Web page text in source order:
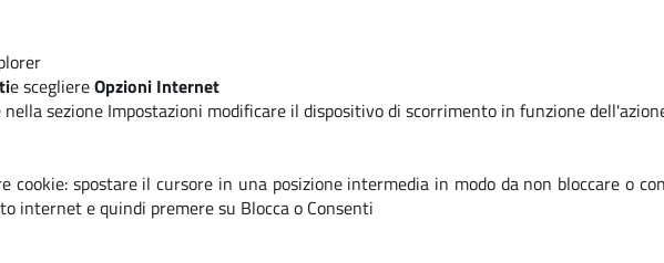
e scegliereOpzioni Internet
nella sezione Impostazioni modificare il dispositivo di scorrimento in funzione
cookie: spostare il cursore in una posizione intermedia in modo da non bloccare o
internet e quindi premere su Blocca o Consenti